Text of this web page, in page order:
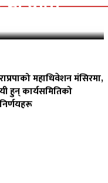
राप्रपाको महाधिवेशन मंसिरमा,
यी हुन् कार्यसमितिको
निर्णयहरू